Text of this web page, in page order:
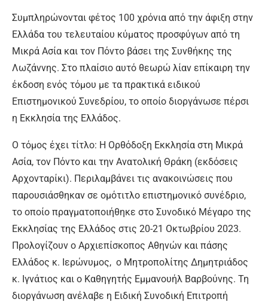
Συμπληρώνονται φέτος 100 χρόνια από την άφιξη στην
Ελλάδα του τελευταίου κύματος προσφύγων από τη
Μικρά Ασία και τον Πόντο βάσει της Συνθήκης της
Λωζάννης. Στο πλαίσιο αυτό θεωρώ λίαν επίκαιρη την
έκδοση ενός τόμου με τα πρακτικά ειδικού
Επιστημονικού Συνεδρίου, το οποίο διοργάνωσε πέρσι
η Εκκλησία της Ελλάδος.
Ο τόμος έχει τίτλο: Η Ορθόδοξη Εκκλησία στη Μικρά
Ασία, τον Πόντο και την Ανατολική Θράκη (εκδόσεις
Αρχονταρίκι). Περιλαμβάνει τις ανακοινώσεις που
παρουσιάσθηκαν σε ομότιτλο επιστημονικό συνέδριο,
το οποίο πραγματοποιήθηκε στο Συνοδικό Μέγαρο της
Εκκλησίας της Ελλάδος στις 20-21 Οκτωβρίου 2023.
Προλογίζουν ο Αρχιεπίσκοπος Αθηνών και πάσης
Ελλάδος κ. Ιερώνυμος, ο Μητροπολίτης Δημητριάδος
κ. Ιγνάτιος και ο Καθηγητής Εμμανουήλ Βαρβούνης. Τη
διοργάνωση ανέλαβε η Ειδική Συνοδική Επιτροπή